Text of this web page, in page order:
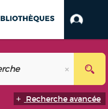
Recherche avancée